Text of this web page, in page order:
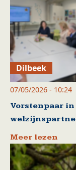
Dilbeek
07/05/2026 - 10:24
Vorstenpaar
Meer lezen